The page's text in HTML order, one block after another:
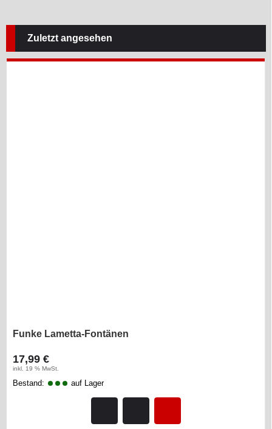
Zuletzt angesehen
Funke Lametta-Fontänen
17,99 €
inkl. 19 % MwSt.
Bestand: auf Lager